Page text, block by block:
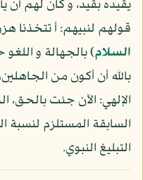
يقيده بقيد، و كان لهم أن
قولهم لنبيهم: أ تتخذنا
السلام)بالجهالة و
بالله أن أكون من
الإلهي: الآن جئت بالحق،
السابقة المستلزم لنسبة
التبليغ النبوي.